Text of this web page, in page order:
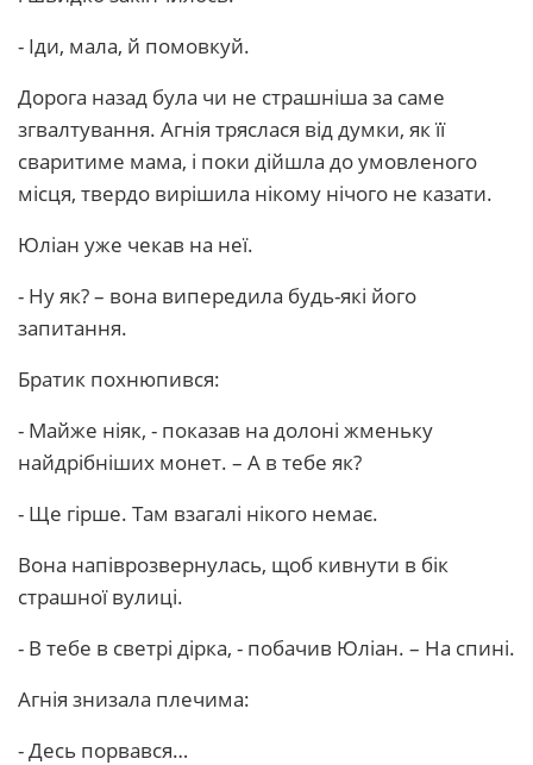
- Іди, мала, й помовкуй.
Дорога назад була чи не страшніша за саме
згвалтування. Агнія тряслася від думки, як її
сваритиме мама, і поки дійшла до умовленого
місця, твердо вирішила нікому нічого не казати.
Юліан уже чекав на неї.
- Ну як? – вона випередила будь-які його
запитання.
Братик похнюпився:
- Майже ніяк, - показав на долоні жменьку
найдрібніших монет. – А в тебе як?
- Ще гірше. Там взагалі нікого немає.
Вона напіврозвернулась, щоб кивнути в бік
страшної вулиці.
- В тебе в светрі дірка, - побачив Юліан. – На спині.
Агнія знизала плечима:
- Десь порвався…